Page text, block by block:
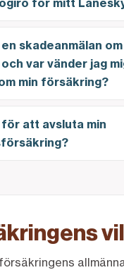
för mitt
skadeanmälan
var vänder jag
min försäkring?
för att avsluta min